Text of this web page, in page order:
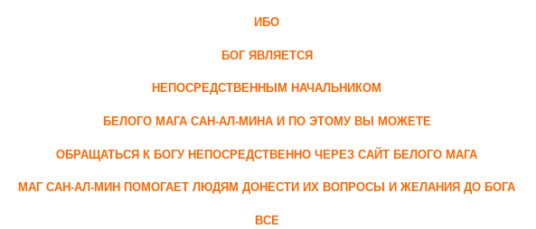
ИБО
БОГ ЯВЛЯЕТСЯ
НЕПОСРЕДСТВЕННЫМ НАЧАЛЬНИКОМ
БЕЛОГО МАГА САН-АЛ-МИНА И ПО ЭТОМУ ВЫ МОЖЕТЕ
ОБРАЩАТЬСЯ К БОГУ НЕПОСРЕДСТВЕННО ЧЕРЕЗ САЙТ БЕЛОГО МАГА
МАГ САН-АЛ-МИН ПОМОГАЕТ ЛЮДЯМ ДОНЕСТИ ИХ ВОПРОСЫ И ЖЕЛАНИЯ ДО БОГА
ВСЕ